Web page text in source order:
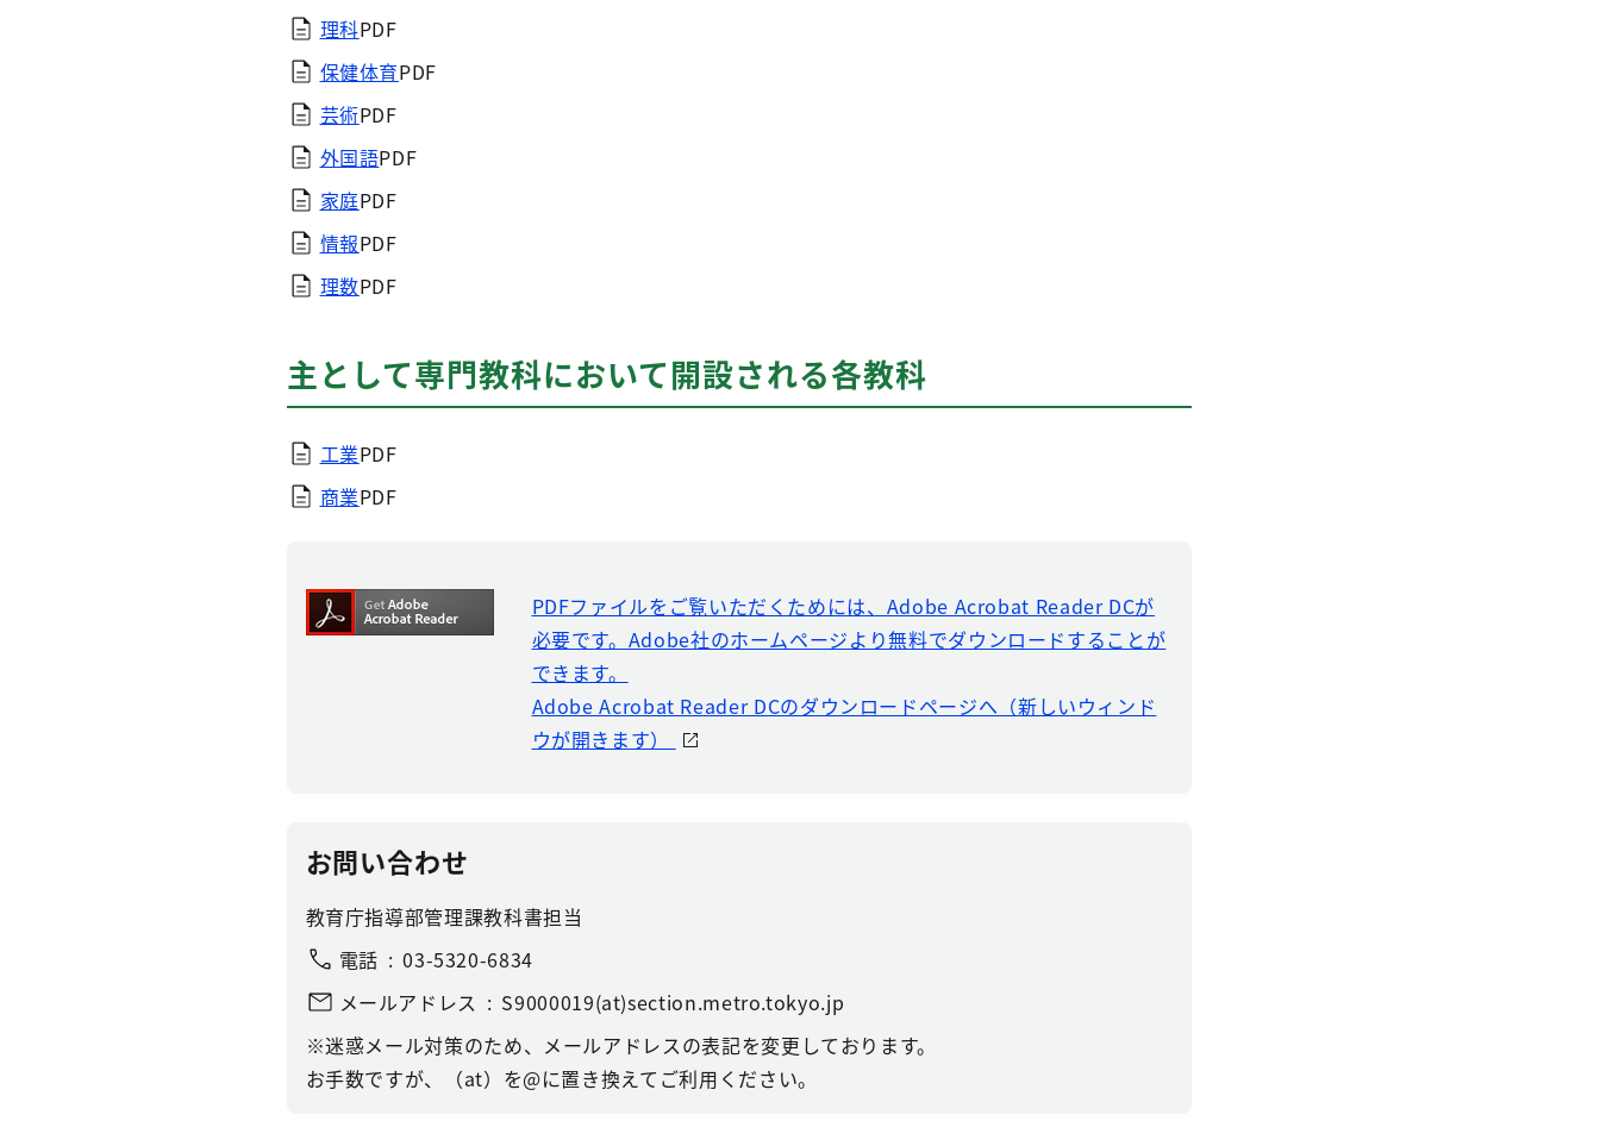
理科PDF
保健体育PDF
芸術PDF
外国語PDF
家庭PDF
情報PDF
理数PDF
主として専門教科において開設される各教科
工業PDF
商業PDF
PDFファイルをご覧いただくためには、Adobe Acrobat Reader DCが
必要です。Adobe社のホームページより無料でダウンロードすることが
できます。
Adobe Acrobat Reader DCのダウンロードページへ（新しいウィンド
ウが開きます）
お問い合わせ
教育庁指導部管理課教科書担当
電話
03-5320-6834
メールアドレス
S9000019(at)section.metro.tokyo.jp
※迷惑メール対策のため、メールアドレスの表記を変更しております。
お手数ですが、（at）を@に置き換えてご利用ください。